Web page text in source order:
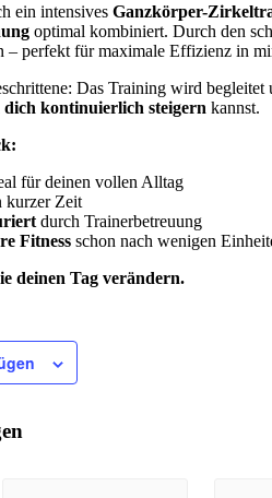
ein intensives Ganzkörper-
optimal kombiniert. Durch den
– perfekt für maximale Effizienz in
Das Training wird begleitet
dich kontinuierlich steigern kannst.
für deinen vollen Alltag
kurzer Zeit
durch Trainerbetreuung
Fitness schon nach wenigen
deinen Tag verändern.